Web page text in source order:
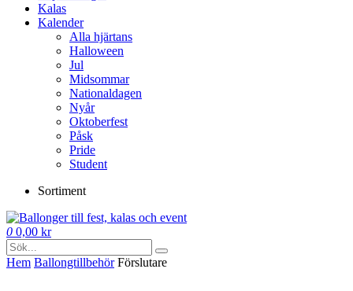
Kalas
Kalender
Alla hjärtans
Halloween
Jul
Midsommar
Nationaldagen
Nyår
Oktoberfest
Påsk
Pride
Student
Sortiment
0 0,00 kr
Hem Ballong­tillbehör Förslutare